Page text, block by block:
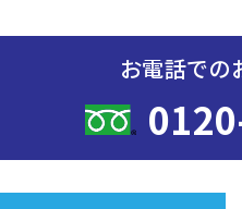
お電話での